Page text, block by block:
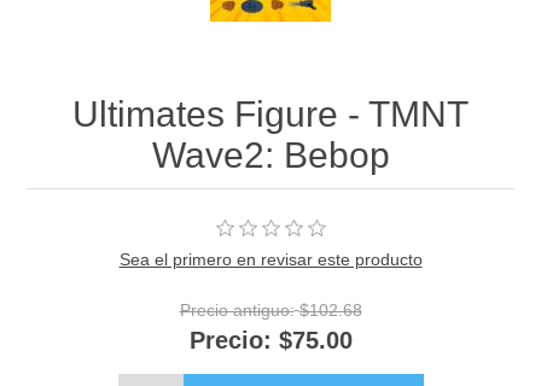
Ultimates Figure - TMNT
Wave2: Bebop
Sea el primero en revisar este producto
Precio antiguo: $102.68
Precio: $75.00